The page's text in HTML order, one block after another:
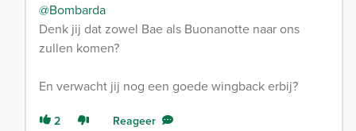
@Bombarda
Denk jij dat zowel Bae als Buonanotte naar ons
zullen komen?
En verwacht jij nog een goede wingback erbij?
2 Reageer